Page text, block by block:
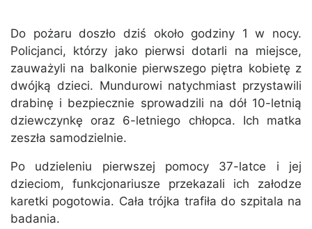
Do pożaru doszło dziś około godziny 1 w nocy.
Policjanci, którzy jako pierwsi dotarli na miejsce,
zauważyli na balkonie pierwszego piętra kobietę z
dwójką dzieci. Mundurowi natychmiast przystawili
drabinę i bezpiecznie sprowadzili na dół 10-letnią
dziewczynkę oraz 6-letniego chłopca. Ich matka
zeszła samodzielnie.
Po udzieleniu pierwszej pomocy 37-latce i jej
dzieciom, funkcjonariusze przekazali ich załodze
karetki pogotowia. Cała trójka trafiła do szpitala na
badania.